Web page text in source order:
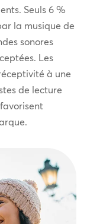
Seuls 6 %
la musique de
sonores
Les
à une
de lecture